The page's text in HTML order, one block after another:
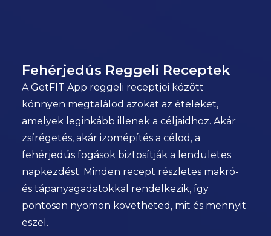
Fehérjedús Reggeli Receptek
A GetFIT App reggeli receptjei között
könnyen megtalálod azokat az ételeket,
amelyek leginkább illenek a céljaidhoz. Akár
zsírégetés, akár izomépítés a célod, a
fehérjedús fogások biztosítják a lendületes
napkezdést. Minden recept részletes makró-
és tápanyagadatokkal rendelkezik, így
pontosan nyomon követheted, mit és mennyit
eszel.